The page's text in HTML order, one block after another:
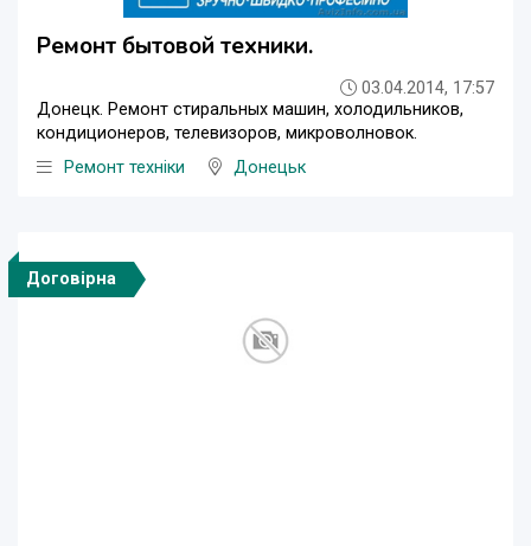
Ремонт бытовой техники.
03.04.2014, 17:57
Донецк. Ремонт стиральных машин, холодильников,
кондиционеров, телевизоров, микроволновок.
Ремонт техніки
Донецьк
Договірна